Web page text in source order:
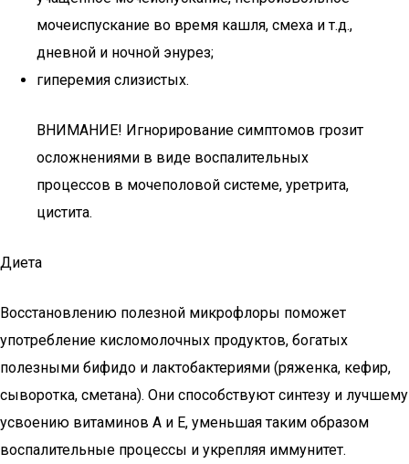
мочеиспускание во время кашля, смеха и т.д.,
дневной и ночной энурез;
гиперемия слизистых.
ВНИМАНИЕ! Игнорирование симптомов грозит
осложнениями в виде воспалительных
процессов в мочеполовой системе, уретрита,
цистита.
Диета
Восстановлению полезной микрофлоры поможет
употребление кисломолочных продуктов, богатых
полезными бифидо и лактобактериями (ряженка, кефир,
сыворотка, сметана). Они способствуют синтезу и лучшему
усвоению витаминов А и Е, уменьшая таким образом
воспалительные процессы и укрепляя иммунитет.